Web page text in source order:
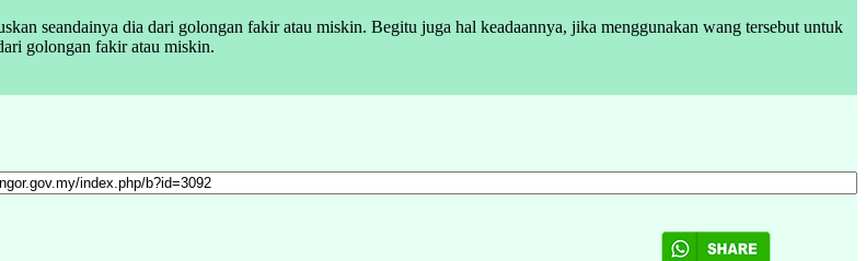
seandainya dia dari golongan fakir atau miskin. Begitu juga hal keadaannya, jika menggunakan wang tersebut untuk
golongan fakir atau miskin.